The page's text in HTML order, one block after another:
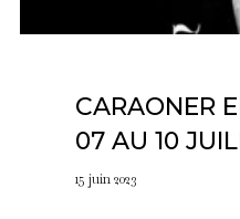
CARAONER
07 AU 10
15 juin 2023